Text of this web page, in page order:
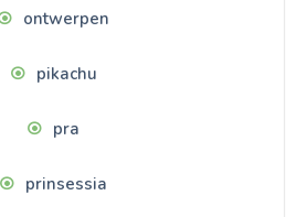
ontwerpen
pikachu
pra
prinsessia